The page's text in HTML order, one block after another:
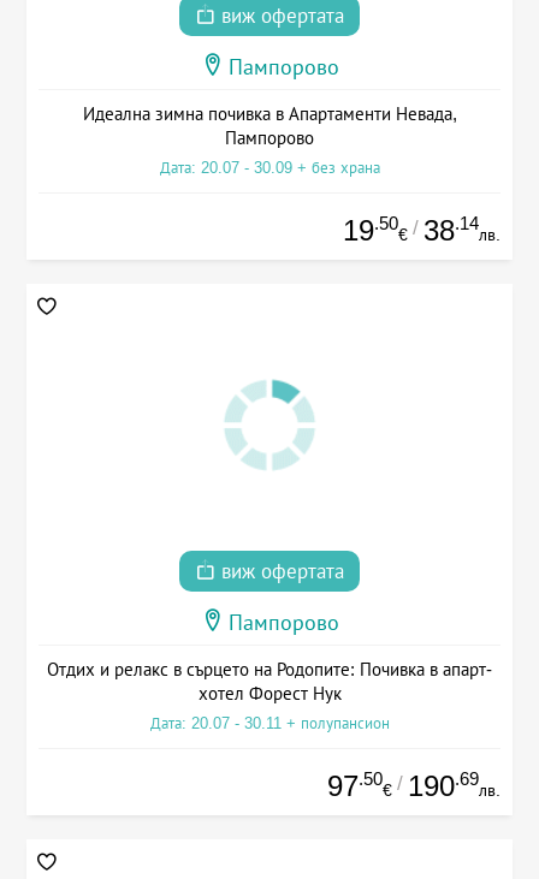
виж офертата
Пампорово
Идеална зимна почивка в Апартаменти Невада,
Пампорово
Дата: 20.07 - 30.09 + без храна
19.50
€ / 38.14
лв.
виж офертата
Пампорово
Отдих и релакс в сърцето на Родопите: Почивка в апарт-
хотел Форест Нук
Дата: 20.07 - 30.11 + полупансион
97.50
€ / 190.69
лв.